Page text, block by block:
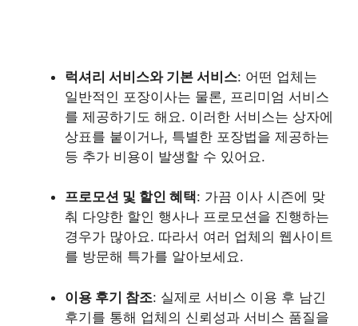
럭셔리 서비스와 기본 서비스: 어떤 업체는
일반적인 포장이사는 물론, 프리미엄 서비스
를 제공하기도 해요. 이러한 서비스는 상자에
상표를 붙이거나, 특별한 포장법을 제공하는
등 추가 비용이 발생할 수 있어요.
프로모션 및 할인 혜택: 가끔 이사 시즌에 맞
춰 다양한 할인 행사나 프로모션을 진행하는
경우가 많아요. 따라서 여러 업체의 웹사이트
를 방문해 특가를 알아보세요.
이용 후기 참조: 실제로 서비스 이용 후 남긴
후기를 통해 업체의 신뢰성과 서비스 품질을